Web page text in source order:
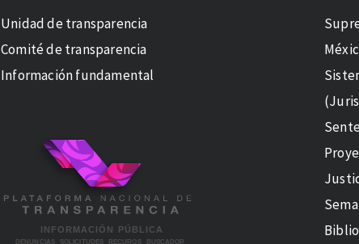
Unidad de transparencia
Comité de transparencia
Información fundamental